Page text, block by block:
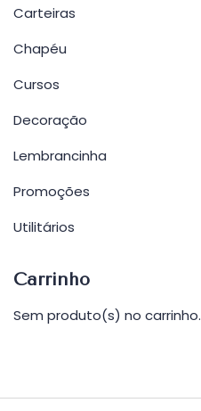
Carteiras
Chapéu
Cursos
Decoração
Lembrancinha
Promoções
Utilitários
Carrinho
Sem produto(s) no carrinho.